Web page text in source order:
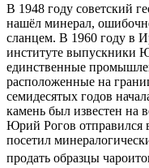
В 1948 году советский
нашёл минерал,
сланцем. В 1960 году в
институте выпускники
единственные
расположенные на
семидесятых годов
камень был известен на
Юрий Рогов отправился
посетил
продать образцы